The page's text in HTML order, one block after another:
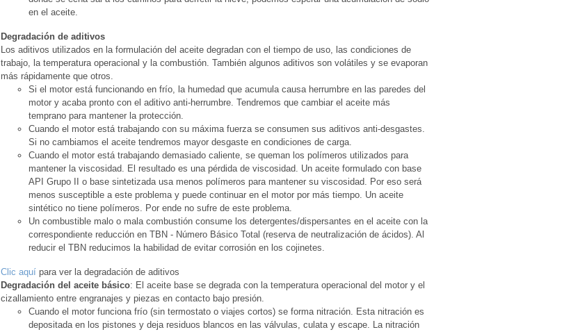
en el aceite.
Degradación de aditivos
Los aditivos utilizados en la formulación del aceite degradan con el tiempo de uso, las condiciones de
trabajo, la temperatura operacional y la combustión. También algunos aditivos son volátiles y se evaporan
más rápidamente que otros.
Si el motor está funcionando en frío, la humedad que acumula causa herrumbre en las paredes del
motor y acaba pronto con el aditivo anti-herrumbre. Tendremos que cambiar el aceite más
temprano para mantener la protección.
Cuando el motor está trabajando con su máxima fuerza se consumen sus aditivos anti-desgastes.
Si no cambiamos el aceite tendremos mayor desgaste en condiciones de carga.
Cuando el motor está trabajando demasiado caliente, se queman los polímeros utilizados para
mantener la viscosidad. El resultado es una pérdida de viscosidad. Un aceite formulado con base
API Grupo II o base sintetizada usa menos polímeros para mantener su viscosidad. Por eso será
menos susceptible a este problema y puede continuar en el motor por más tiempo. Un aceite
sintético no tiene polímeros. Por ende no sufre de este problema.
Un combustible malo o mala combustión consume los detergentes/dispersantes en el aceite con la
correspondiente reducción en TBN - Número Básico Total (reserva de neutralización de ácidos). Al
reducir el TBN reducimos la habilidad de evitar corrosión en los cojinetes.
Clic aquí para ver la degradación de aditivos
Degradación del aceite básico: El aceite base se degrada con la temperatura operacional del motor y el
cizallamiento entre engranajes y piezas en contacto bajo presión.
Cuando el motor funciona frío (sin termostato o viajes cortos) se forma nitración. Esta nitración es
depositada en los pistones y deja residuos blancos en las válvulas, culata y escape. La nitración